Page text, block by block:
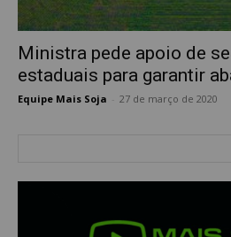
Ministra pede apoio de
estaduais para garantir
Equipe Mais Soja 27 de março de 2020